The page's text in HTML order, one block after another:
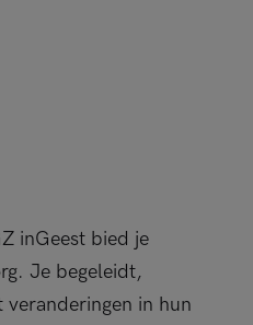
inGeest bied je
Je begeleidt,
veranderingen in hun